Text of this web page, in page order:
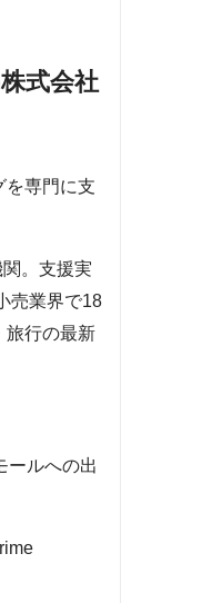
式会社
を専門に支
。支援実
売業界で18
旅行の最新
ールへの出